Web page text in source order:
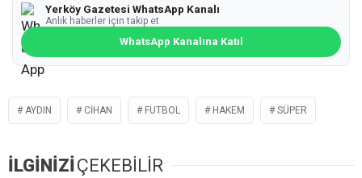
Yerköy Gazetesi WhatsApp Kanalı
Anlık haberler için takip et
WhatsApp Kanalına Katıl
AYDIN CIHAN FUTBOL HAKEM SÜPER
İLGİNİZİ ÇEKEBİLİR